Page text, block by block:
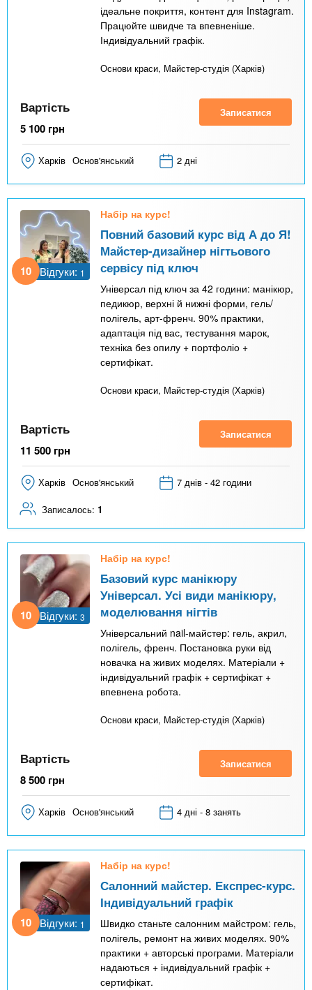
ідеальне покриття, контент для Instagram.
Працюйте швидче та впевненіше.
Індивідуальний графік.
Основи краси, Майстер-студія (Харків)
Вартість
5 100 грн
Записатися
Харків Основ'янський 2 дні
10 Відгуки: 1
Набір на курс!
Повний базовий курс від А до Я!
Майстер-дизайнер нігтьового
сервісу під ключ
Універсал під ключ за 42 години: манікюр,
педикюр, верхні й нижні форми, гель/
полігель, арт-френч. 90% практики,
адаптація під вас, тестування марок,
техніка без опилу + портфоліо +
сертифікат.
Основи краси, Майстер-студія (Харків)
Вартість
11 500 грн
Записатися
Харків Основ'янський 7 днів - 42 години
Записалось: 1
10 Відгуки: 3
Набір на курс!
Базовий курс манікюру
Універсал. Усі види манікюру,
моделювання нігтів
Універсальний nail-майстер: гель, акрил,
полігель, френч. Постановка руки від
новачка на живих моделях. Матеріали +
індивідуальний графік + сертифікат +
впевнена робота.
Основи краси, Майстер-студія (Харків)
Вартість
8 500 грн
Записатися
Харків Основ'янський 4 дні - 8 занять
10 Відгуки: 1
Набір на курс!
Салонний майстер. Експрес-курс.
Індивідуальний графік
Швидко станьте салонним майстром: гель,
полігель, ремонт на живих моделях. 90%
практики + авторські програми. Матеріали
надаються + індивідуальний графік +
сертифікат.